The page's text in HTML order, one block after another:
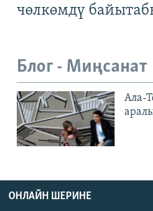
чөлкөмдү
Блог - Миңсанат
Ала-
ОНЛАЙН ШЕРИНЕ